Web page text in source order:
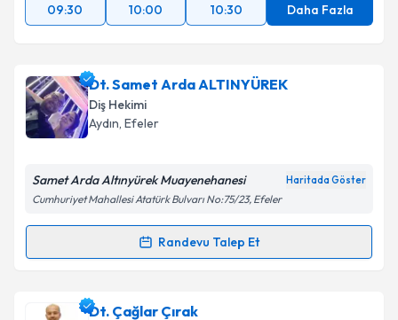
09:30
10:00 10:30 Daha Fazla
Dt. Samet Arda ALTINYÜREK
Diş Hekimi
Aydın, Efeler
Samet Arda Altınyürek Muayenehanesi Haritada Göster
Cumhuriyet Mahallesi Atatürk Bulvarı No:75/23, Efeler
Randevu Talep Et
Randevu Takvimi Talebi
Dt. Samet Arda ALTINYÜREK
Dt. Çağlar Çırak